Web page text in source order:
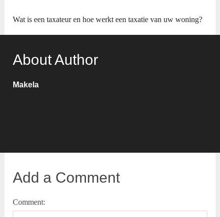
Wat is een taxateur en hoe werkt een taxatie van uw woning?
About Author
Makela
Add a Comment
Comment: